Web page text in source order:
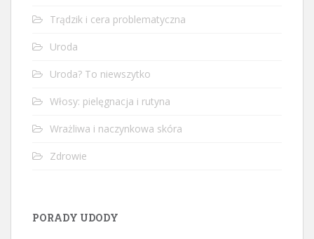
Trądzik i cera problematyczna
Uroda
Uroda? To niewszytko
Włosy: pielęgnacja i rutyna
Wrażliwa i naczynkowa skóra
Zdrowie
PORADY UDODY